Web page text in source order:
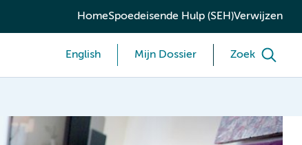
HomeSpoedeisende Hulp (SEH)Verwijzen
English Mijn Dossier Zoek